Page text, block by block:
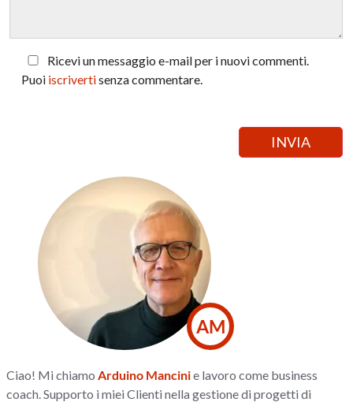
Ricevi un messaggio e-mail per i nuovi commenti.
Puoi iscrivertisenza commentare.
AM
Ciao! Mi chiamo Arduino Mancinie lavoro come business
coach. Supporto i miei Clienti nella gestione di progetti di